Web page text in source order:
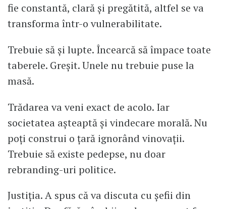
fie constantă, clară și pregătită, altfel se va
transforma într-o vulnerabilitate.
Trebuie să și lupte. Încearcă să împace toate
taberele. Greșit. Unele nu trebuie puse la
masă.
Trădarea va veni exact de acolo. Iar
societatea așteaptă și vindecare morală. Nu
poți construi o țară ignorând vinovații.
Trebuie să existe pedepse, nu doar
rebranding-uri politice.
Justiția. A spus că va discuta cu șefii din